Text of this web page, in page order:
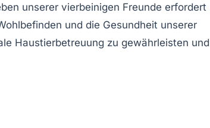
unserer vierbeinigen Freunde erfordert
und die Gesundheit unserer
Haustierbetreuung zu gewährleisten